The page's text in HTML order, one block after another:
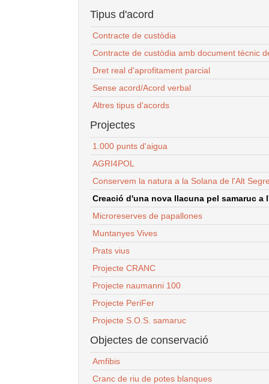
Tipus d'acord
Contracte de custòdia
Contracte de custòdia amb document tècnic
Dret real d'aprofitament parcial
Sense acord/Acord verbal
Altres tipus d'acords
Projectes
1.000 punts d'aigua
AGRI4POL
Conservem la natura a la Solana de l'Alt
Creació d'una nova llacuna pel samaruc a
Microreserves de papallones
Muntanyes Vives
Prats vius
Projecte CRANC
Projecte naumanni 100
Projecte PeriFer
Projecte S.O.S. samaruc
Objectes de conservació
Amfibis
Cranc de riu de potes blanques